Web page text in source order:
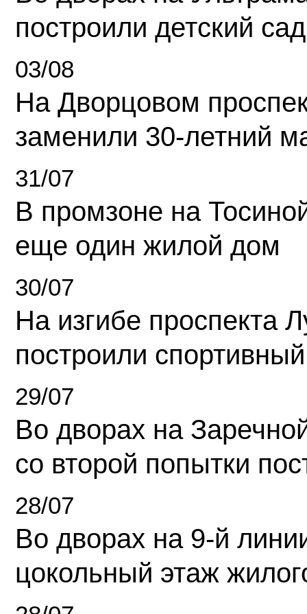
построили детский сад
03/08
На Дворцовом
заменили 30-летний
31/07
В промзоне на
еще один жилой дом
30/07
На изгибе проспекта
построили
29/07
Во дворах на
со второй попытки
28/07
Во дворах на 9-й
цокольный этаж